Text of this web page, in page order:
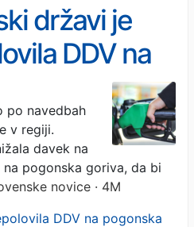
državi je
DDV na
po navedbah
v regiji.
davek na
pogonska goriva, da bi
novice · 4M
DDV na pogonska